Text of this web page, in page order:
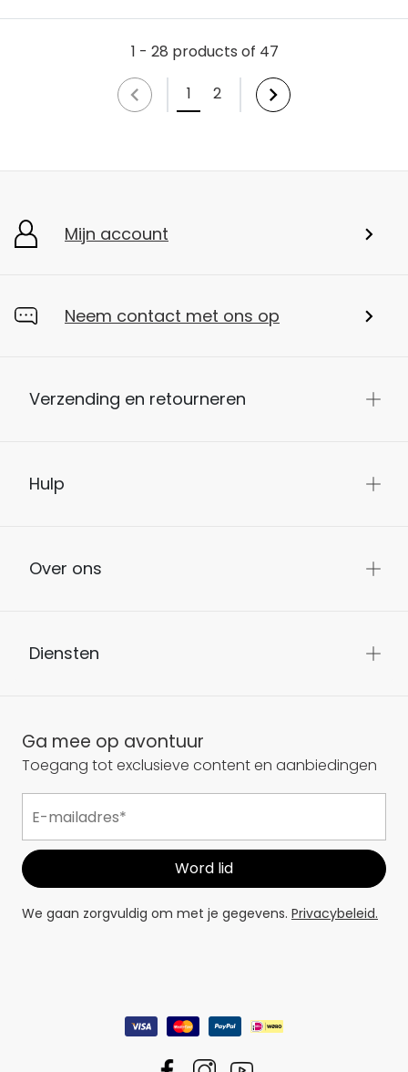
1 - 28 products of 47
1
2
Mijn account
Neem contact met ons op
Verzending en retourneren
Hulp
Over ons
Diensten
Ga mee op avontuur
Toegang tot exclusieve content en aanbiedingen
We gaan zorgvuldig om met je gegevens. Privacybeleid.